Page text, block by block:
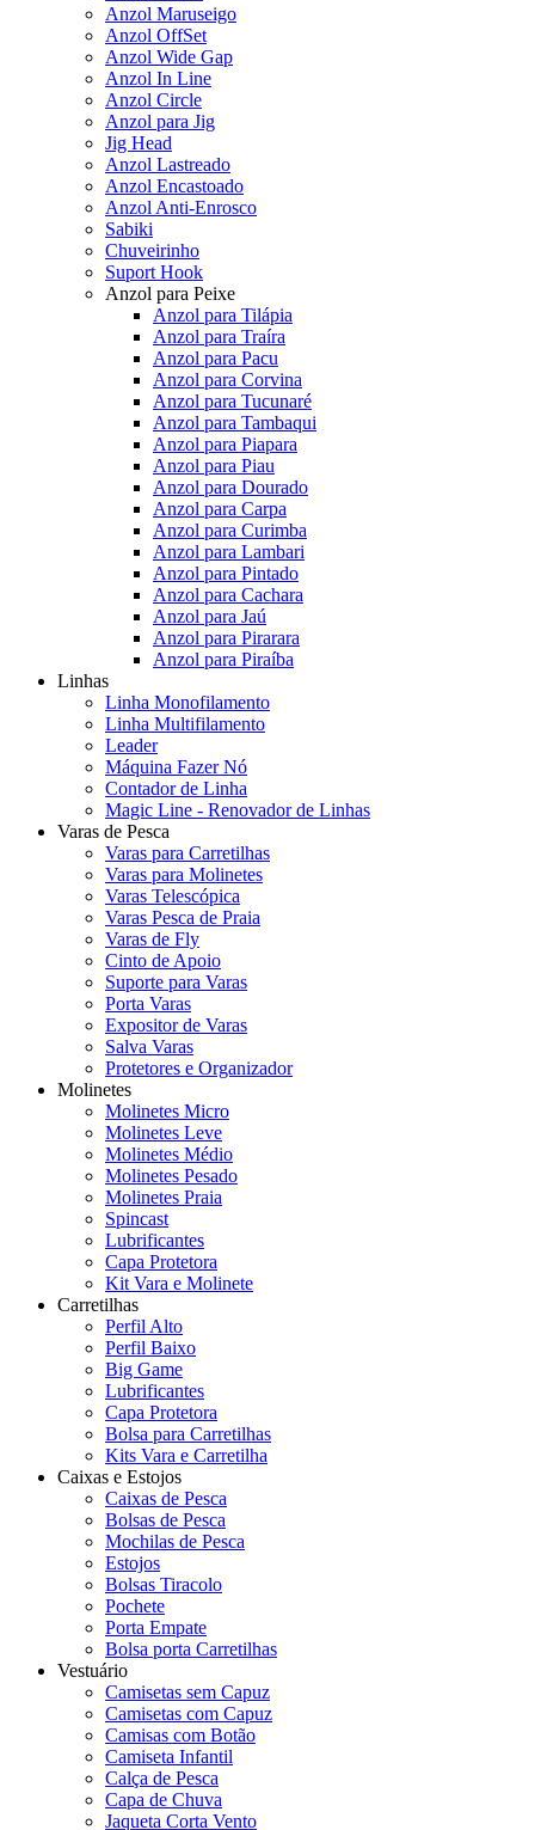
Anzol Maruseigo
Anzol OffSet
Anzol Wide Gap
Anzol In Line
Anzol Circle
Anzol para Jig
Jig Head
Anzol Lastreado
Anzol Encastoado
Anzol Anti-Enrosco
Sabiki
Chuveirinho
Suport Hook
Anzol para Peixe
Anzol para Tilápia
Anzol para Traíra
Anzol para Pacu
Anzol para Corvina
Anzol para Tucunaré
Anzol para Tambaqui
Anzol para Piapara
Anzol para Piau
Anzol para Dourado
Anzol para Carpa
Anzol para Curimba
Anzol para Lambari
Anzol para Pintado
Anzol para Cachara
Anzol para Jaú
Anzol para Pirarara
Anzol para Piraíba
Linhas
Linha Monofilamento
Linha Multifilamento
Leader
Máquina Fazer Nó
Contador de Linha
Magic Line - Renovador de Linhas
Varas de Pesca
Varas para Carretilhas
Varas para Molinetes
Varas Telescópica
Varas Pesca de Praia
Varas de Fly
Cinto de Apoio
Suporte para Varas
Porta Varas
Expositor de Varas
Salva Varas
Protetores e Organizador
Molinetes
Molinetes Micro
Molinetes Leve
Molinetes Médio
Molinetes Pesado
Molinetes Praia
Spincast
Lubrificantes
Capa Protetora
Kit Vara e Molinete
Carretilhas
Perfil Alto
Perfil Baixo
Big Game
Lubrificantes
Capa Protetora
Bolsa para Carretilhas
Kits Vara e Carretilha
Caixas e Estojos
Caixas de Pesca
Bolsas de Pesca
Mochilas de Pesca
Estojos
Bolsas Tiracolo
Pochete
Porta Empate
Bolsa porta Carretilhas
Vestuário
Camisetas sem Capuz
Camisetas com Capuz
Camisas com Botão
Camiseta Infantil
Calça de Pesca
Capa de Chuva
Jaqueta Corta Vento